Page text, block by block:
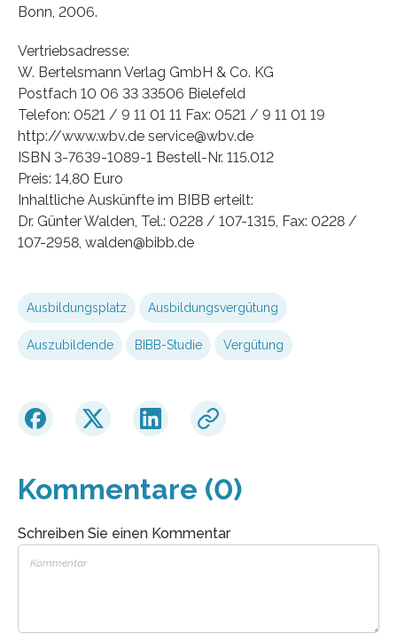
Bonn, 2006.
Vertriebsadresse:
W. Bertelsmann Verlag GmbH & Co. KG
Postfach 10 06 33 33506 Bielefeld
Telefon: 0521 / 9 11 01 11 Fax: 0521 / 9 11 01 19
http://www.wbv.de service@wbv.de
ISBN 3-7639-1089-1 Bestell-Nr. 115.012
Preis: 14,80 Euro
Inhaltliche Auskünfte im BIBB erteilt:
Dr. Günter Walden, Tel.: 0228 / 107-1315, Fax: 0228 /
107-2958, walden@bibb.de
Ausbildungsplatz Ausbildungsvergütung
Auszubildende BIBB-Studie Vergütung
Kommentare (0)
Schreiben Sie einen Kommentar